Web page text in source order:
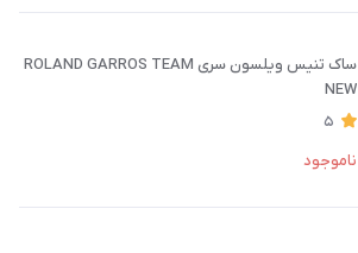
ساک تنیس ویلسون سری ROLAND GARROS TEAM
NEW
5
ناموجود